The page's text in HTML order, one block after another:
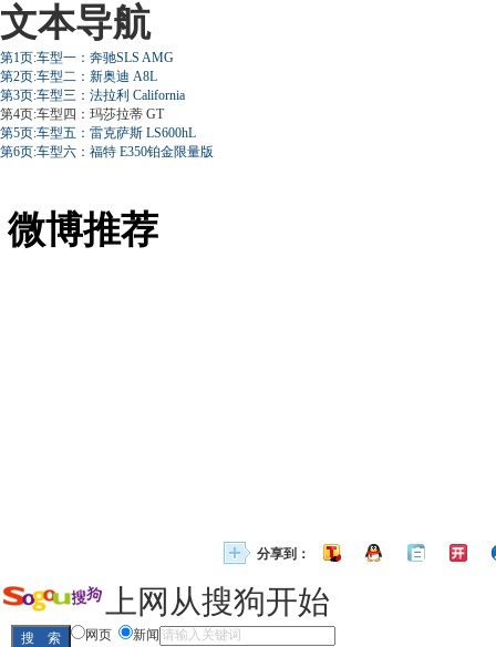
文本导航
第1页:车型一：奔驰SLS AMG
第2页:车型二：新奥迪 A8L
第3页:车型三：法拉利 California
第4页:车型四：玛莎拉蒂 GT
第5页:车型五：雷克萨斯 LS600hL
第6页:车型六：福特 E350铂金限量版
微博推荐
分享到：
上网从搜狗开始
网页 新闻